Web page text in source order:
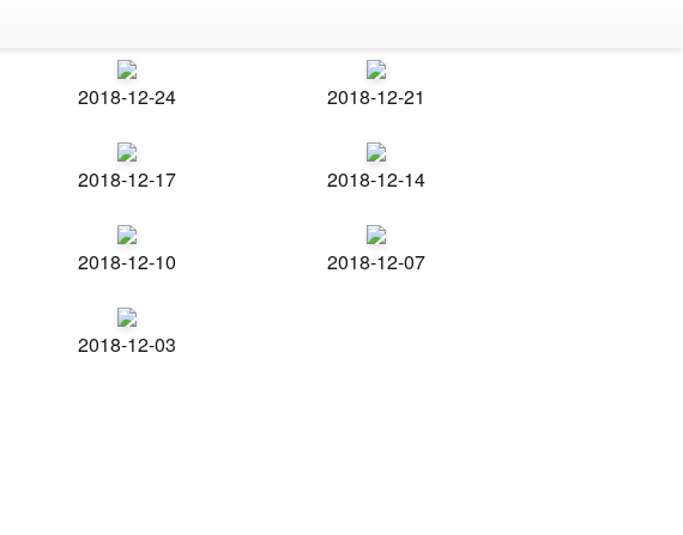
2018-12-24 2018-12-21
2018-12-17 2018-12-14
2018-12-10 2018-12-07
2018-12-03